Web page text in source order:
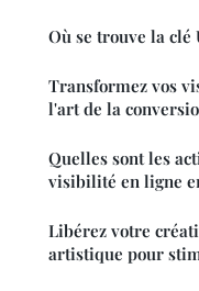
Où se trouve la clé
Transformez vos
l'art de la
Quelles sont les
visibilité en ligne
Libérez votre
artistique pour